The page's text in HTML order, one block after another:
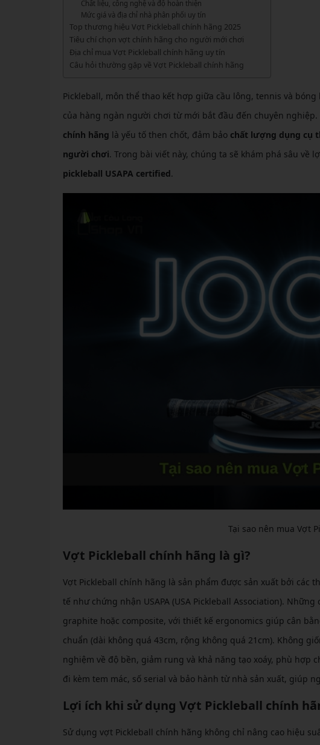
Vợt Pickleball Kamito
Vợt Pickleball Dưới 1tr
Xem thêm
VỢT CẦU LÔNG
VỢT CẦU LÔNG
VỢT CẦU LÔNG
GIÀY CẦU LÔNG
GIÀY CẦU LÔNG
Chất liệu, công nghệ và độ hoàn thiện
Mức giá và địa chỉ nhà phân phối uy tín
Top thương hiệu Vợt Pickleball chính hãng 2025
Tiêu chí chọn vợt chính hãng cho người mới chơi
Địa chỉ mua Vợt Pickleball chính hãng uy tín
Câu hỏi thường gặp về Vợt Pickleball chính hãng
Pickleball, môn thể thao kết hợp giữa cầu lông, tennis và
của hàng ngàn người chơi từ mới bắt đầu đến chuyên
chính hãng là yếu tố then chốt, đảm bảo chất lượng dụng cụ
người chơi. Trong bài viết này, chúng ta sẽ khám phá sâu về
pickleball USAPA certified.
Tại sao nên mua Vợt
Vợt Pickleball chính hãng là gì?
Vợt Pickleball chính hãng là sản phẩm được sản xuất bởi
tế như chứng nhận USAPA (USA Pickleball Association).
graphite hoặc composite, với thiết kế ergonomics giúp cân
chuẩn (dài không quá 43cm, rộng không quá 21cm). Không
nghiệm về độ bền, giảm rung và khả năng tạo xoáy, phù
đi kèm tem mác, số serial và bảo hành từ nhà sản xuất, giúp
Lợi ích khi sử dụng Vợt Pickleball chính
Sử dụng vợt Pickleball chính hãng không chỉ nâng cao hiệu